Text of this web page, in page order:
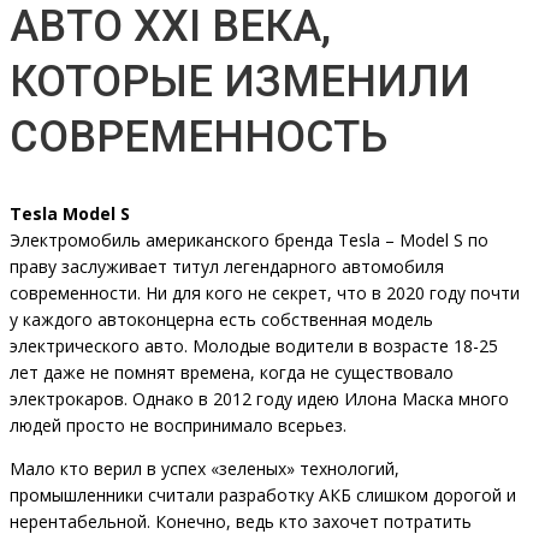
АВТО XXI ВЕКА,
КОТОРЫЕ ИЗМЕНИЛИ
СОВРЕМЕННОСТЬ
Tesla Model S
Электромобиль американского бренда Tesla – Model S по
праву заслуживает титул легендарного автомобиля
современности. Ни для кого не секрет, что в 2020 году почти
у каждого автоконцерна есть собственная модель
электрического авто. Молодые водители в возрасте 18-25
лет даже не помнят времена, когда не существовало
электрокаров. Однако в 2012 году идею Илона Маска много
людей просто не воспринимало всерьез.
Мало кто верил в успех «зеленых» технологий,
промышленники считали разработку АКБ слишком дорогой и
нерентабельной. Конечно, ведь кто захочет потратить